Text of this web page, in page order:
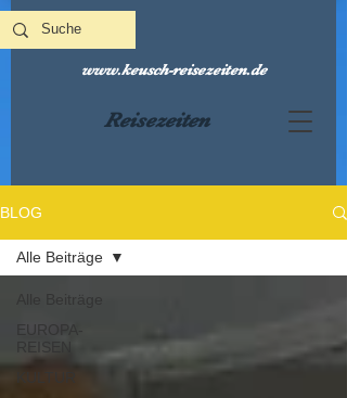
Reisezeiten
www.keusch-reisezeiten.de
BLOG
Alle Beiträge
EUROPA-
Alle Beiträge